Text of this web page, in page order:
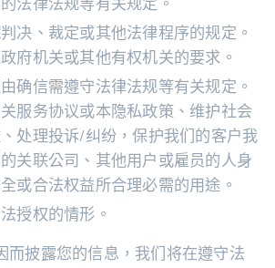
法律法规等有关规定。
决、裁定或其他法律程序的规定。
府机关或其他有权机关的要求。
确信需遵守法律法规等有关规定。
服务协议或本隐私政策、维护社会
处理投诉/纠纷，保护我们的客户我
关联公司、其他用户或雇员的人身
或合法权益所合理必需的用途。
授权的情形。
而披露您的信息，我们将在遵守法